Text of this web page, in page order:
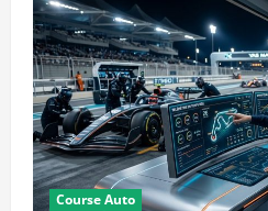
météo
influence-
t-
elle
les
performances
en
course
automobile
?
Course Auto